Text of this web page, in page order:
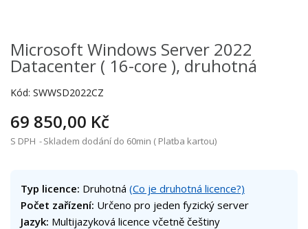
Microsoft Windows Server 2022
Datacenter ( 16-core ), druhotná
Kód: SWWSD2022CZ
69 850,00 Kč
S DPH Skladem dodání do 60min ( Platba kartou)
Typ licence: Druhotná (Co je druhotná licence?)
Počet zařízení: Určeno pro jeden fyzický server
Jazyk: Multijazyková licence včetně češtiny